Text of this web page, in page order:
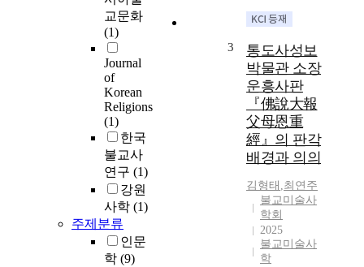
교문화
(1)
Journal
of
Korean
Religions
(1)
한국
불교사
연구 (1)
강원
사학 (1)
주제분류
인문
학 (9)
3
통도사성보
박물관 소장
운흥사판
『佛說大報
父母恩重
經』의 판각
배경과 의의
김형태 ,최연주
불교미술사
학회
2025
불교미술사
학